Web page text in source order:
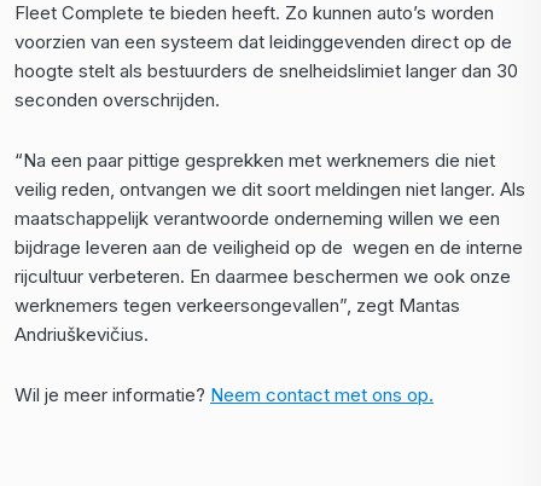
Fleet Complete te bieden heeft. Zo kunnen auto’s worden
voorzien van een systeem dat leidinggevenden direct op de
hoogte stelt als bestuurders de snelheidslimiet langer dan 30
seconden overschrijden.
“Na een paar pittige gesprekken met werknemers die niet
veilig reden, ontvangen we dit soort meldingen niet langer. Als
maatschappelijk verantwoorde onderneming willen we een
bijdrage leveren aan de veiligheid op de wegen en de interne
rijcultuur verbeteren. En daarmee beschermen we ook onze
werknemers tegen verkeersongevallen”, zegt Mantas
Andriuškevičius.
Wil je meer informatie? Neem contact met ons op.